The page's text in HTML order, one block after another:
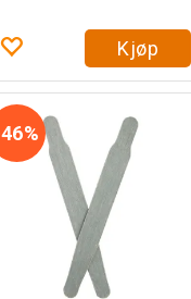
Kjøp
46%